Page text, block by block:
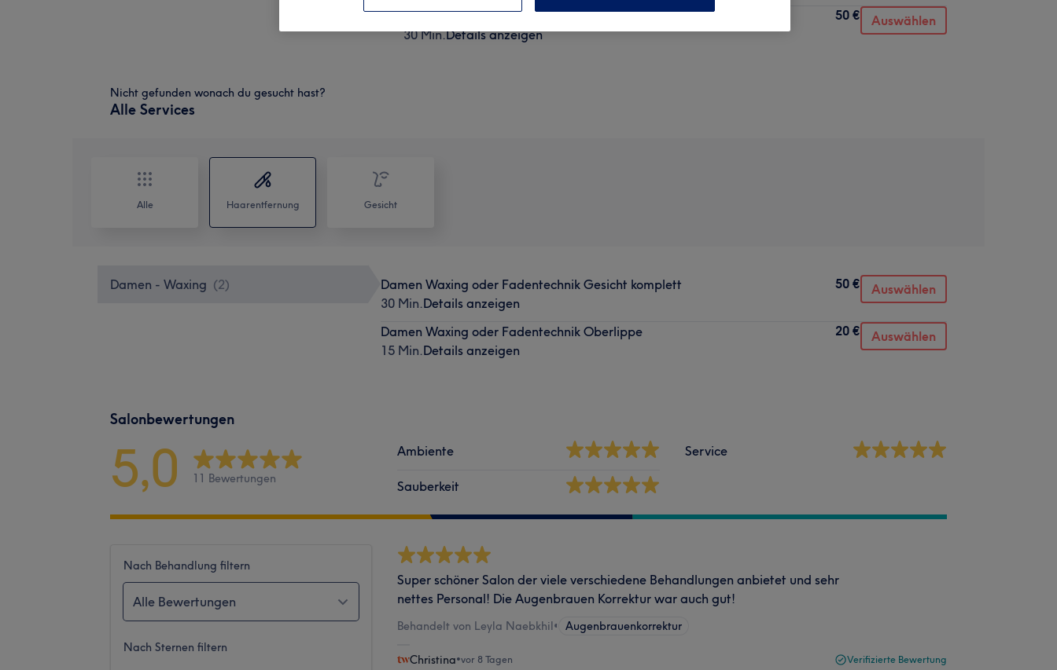
Damen Waxing oder Fadentechnik Gesicht komplett
30 Min.Details anzeigen
50 € Auswählen
Nicht gefunden wonach du gesucht hast?
Alle Services
Alle Haarentfernung Gesicht
Damen - Waxing (2)
Damen Waxing oder Fadentechnik Gesicht komplett
30 Min.Details anzeigen
50 € Auswählen
Damen Waxing oder Fadentechnik Oberlippe
15 Min.Details anzeigen
20 € Auswählen
Salonbewertungen
5,0 11 Bewertungen
Ambiente
Sauberkeit
Service
Nach Behandlung filtern
Alle Bewertungen
Nach Sternen filtern
Super schöner Salon der viele verschiedene Behandlungen anbietet und sehr
nettes Personal! Die Augenbrauen Korrektur war auch gut!
Behandelt von Leyla Naebkhil• Augenbrauenkorrektur
Christina•vor 8 Tagen Verifizierte Bewertung